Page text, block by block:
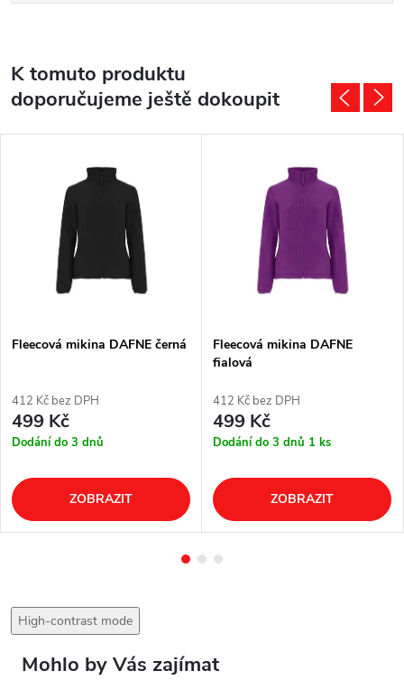
K tomuto produktu
doporučujeme ještě dokoupit
Fleecová mikina DAFNE černá
412 Kč bez DPH
499 Kč
Dodání do 3 dnů
ZOBRAZIT
Fleecová mikina DAFNE
fialová
412 Kč bez DPH
499 Kč
Dodání do 3 dnů 1 ks
ZOBRAZIT
High-contrast mode
Mohlo by Vás zajímat